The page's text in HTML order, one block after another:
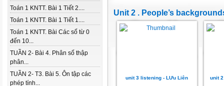
Toán 1 KNTT. Bài 1 Tiết 2....
Toán 1 KNTT. Bài 1 Tiết 1....
Toán 1 KNTT. Bài Các số từ 0
đến 10...
TUẦN 2- Bài 4. Phân số thập
phân...
TUẦN 2- T3. Bài 5. Ôn tập các
phép tính...
Unit 2 . People’s
unit 3 listening - L­Ưu Liên unit 2